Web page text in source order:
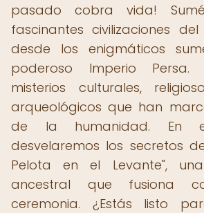
pasado cobra vida!
fascinantes civilizaciones
desde los enigmáticos
poderoso Imperio Persa.
misterios culturales,
arqueológicos que han
de la humanidad. En
desvelaremos los secretos
Pelota en el Levante",
ancestral que fusiona
ceremonia. ¿Estás listo